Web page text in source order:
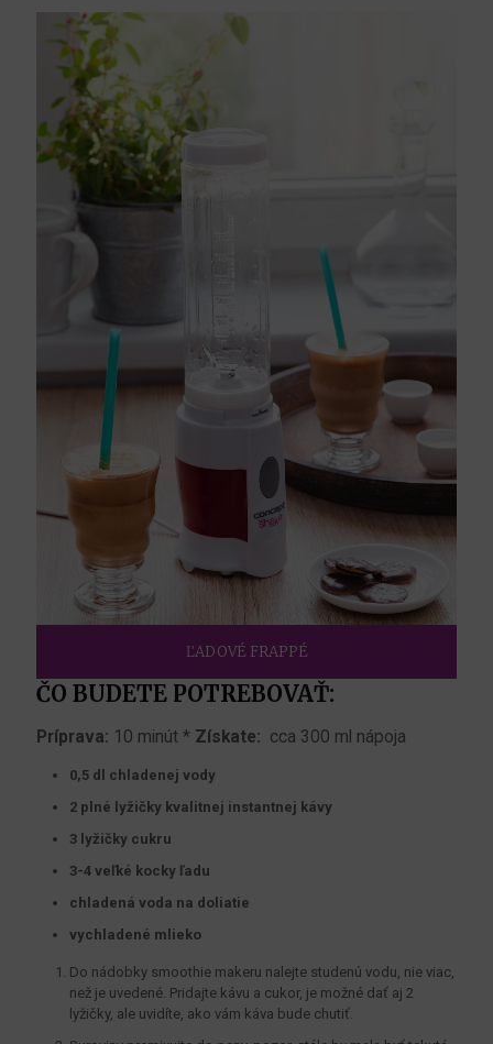
ĽADOVÉ FRAPPÉ
ČO BUDETE POTREBOVAŤ:
Príprava: 10 minút * Získate: cca 300 ml nápoja
0,5 dl chladenej vody
2 plné lyžičky kvalitnej instantnej kávy
3 lyžičky cukru
3-4 veľké kocky ľadu
chladená voda na doliatie
vychladené mlieko
Do nádobky smoothie makeru nalejte studenú vodu, nie viac,
než je uvedené. Pridajte kávu a cukor, je možné dať aj 2
lyžičky, ale uvidíte, ako vám káva bude chutiť.